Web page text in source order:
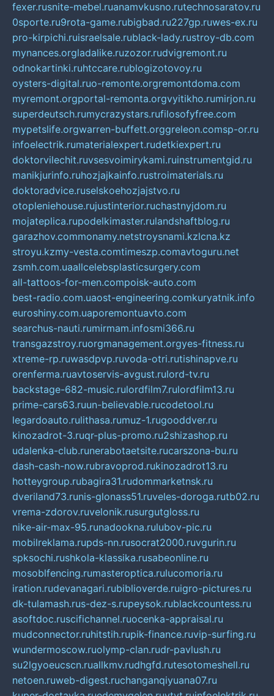
fexer.rusnite-mebel.ruanamvkusno.rutechnosaratov.ru
0sporte.ru9rota-game.rubigbad.ru227gp.ruwes-ex.ru
pro-kirpichi.ruisraelsale.rublack-lady.rustroy-db.com
mynances.orgladalike.ruzozor.rudvigremont.ru
odnokartinki.ruhtccare.rublogizotovoy.ru
oysters-digital.ruo-remonte.orgremontdoma.com
myremont.orgportal-remonta.orgvyitikho.rumirjon.ru
superdeutsch.rumycrazystars.rufilosofyfree.com
mypetslife.orgwarren-buffett.orggreleon.comsp-or.ru
infoelectrik.rumaterialexpert.rudetkiexpert.ru
doktorvilechit.ruvsesvoimirykami.ruinstrumentgid.ru
manikjurinfo.ruhozjajkainfo.rustroimaterials.ru
doktoradvice.ruselskoehozjajstvo.ru
otopleniehouse.rujustinterior.ruchastnyjdom.ru
mojateplica.rupodelkimaster.rulandshaftblog.ru
garazhov.commonamy.netstroysnami.kzlcna.kz
stroyu.kzmy-vesta.comtimeszp.comavtoguru.net
zsmh.com.uaallcelebsplasticsurgery.com
all-tattoos-for-men.compoisk-auto.com
best-radio.com.uaost-engineering.comkuryatnik.info
euroshiny.com.uaporemontuavto.com
searchus-nauti.rumirmam.infosmi366.ru
transgazstroy.ruorgmanagement.orgyes-fitness.ru
xtreme-rp.ruwasdpvp.ruvoda-otri.rutishinapve.ru
orenferma.ruavtoservis-avgust.rulord-tv.ru
backstage-682-music.rulordfilm7.rulordfilm13.ru
prime-cars63.ruun-believable.rucodetool.ru
legardoauto.rulithasa.rumuz-1.rugooddver.ru
kinozadrot-3.ruqr-plus-promo.ru2shizashop.ru
udalenka-club.runerabotaetsite.rucarszona-bu.ru
dash-cash-now.rubravoprod.rukinozadrot13.ru
hotteygroup.rubagira31.rudommarketnsk.ru
dveriland73.runis-glonass51.ruveles-doroga.rutb02.ru
vrema-zdorov.ruvelonik.rusurgutgloss.ru
nike-air-max-95.runadookna.rulubov-pic.ru
mobilreklama.rupds-nn.rusocrat2000.ruvgurin.ru
spksochi.rushkola-klassika.rusabeonline.ru
mosoblfencing.rumasteroptica.rulucomoria.ru
iration.rudevanagari.rubiblioverde.ruigro-pictures.ru
dk-tulamash.rus-dez-s.rupeysok.rublackcountess.ru
asoftdoc.ruscifichannel.ruocenka-appraisal.ru
mudconnector.ruhitstih.rupik-finance.ruvip-surfing.ru
wundermoscow.ruolymp-clan.rudr-pavlush.ru
su2lgyoeucscn.ruallkmv.rudhgfd.rutesotomeshell.ru
netoen.ruweb-digest.ruchanganqiyuana07.ru